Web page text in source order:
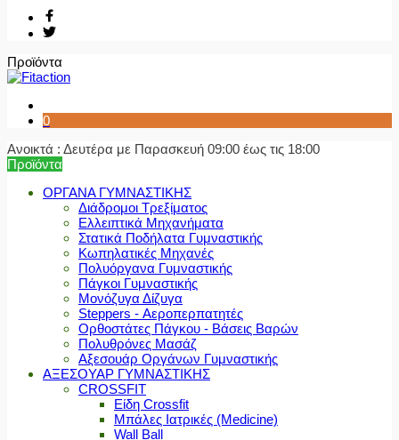
Προϊόντα
0
Ανοικτά : Δευτέρα με Παρασκευή 09:00 έως τις 18:00
Προϊόντα
ΟΡΓΑΝΑ ΓΥΜΝΑΣΤΙΚΗΣ
Διάδρομοι Τρεξίματος
Ελλειπτικά Μηχανήματα
Στατικά Ποδήλατα Γυμναστικής
Κωπηλατικές Μηχανές
Πολυόργανα Γυμναστικής
Πάγκοι Γυμναστικής
Μονόζυγα Δίζυγα
Steppers - Αεροπερπατητές
Ορθοστάτες Πάγκου - Βάσεις Βαρών
Πολυθρόνες Μασάζ
Αξεσουάρ Οργάνων Γυμναστικής
ΑΞΕΣΟΥΑΡ ΓΥΜΝΑΣΤΙΚΗΣ
CROSSFIT
Είδη Crossfit
Μπάλες Ιατρικές (Medicine)
Wall Ball